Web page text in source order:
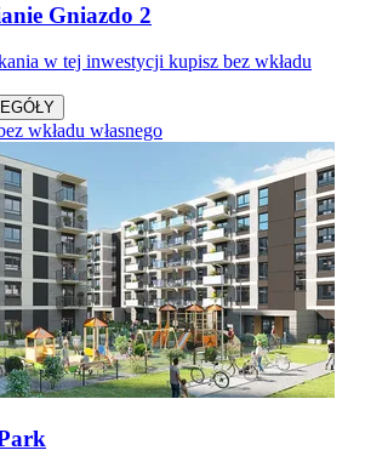
Gniazdo 2
w tej inwestycji kupisz bez wkładu
wkładu własnego